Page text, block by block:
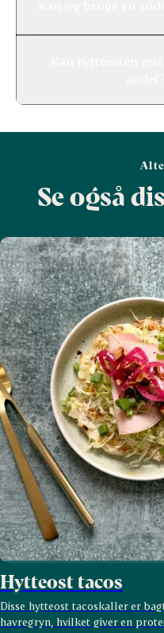
Se også
Hytteost tacos
Disse hytteost tacoskaller er
havregryn, hvilket giver en